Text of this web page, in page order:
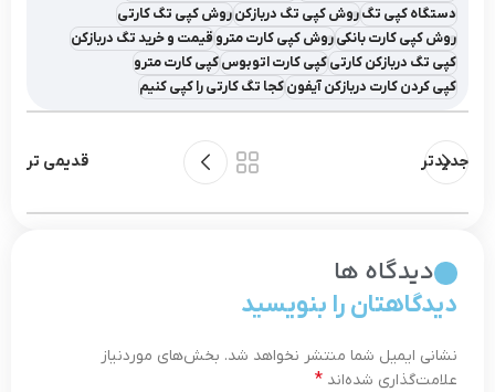
دستگاه کپی تگروش کپی تگ دربازکنروش کپی تگ کارتی
روش کپی کارت بانکیروش کپی کارت متروقیمت و خرید تگ دربازکن
کپی تگ دربازکن کارتیکپی کارت اتوبوسکپی کارت مترو
کپی کردن کارت دربازکن آیفونکجا تگ کارتی را کپی کنیم
جدیدتر قدیمی تر
دیدگاه ها
دیدگاهتان را بنویسید
نشانی ایمیل شما منتشر نخواهد شد. بخش‌های موردنیاز
علامت‌گذاری شده‌اند *